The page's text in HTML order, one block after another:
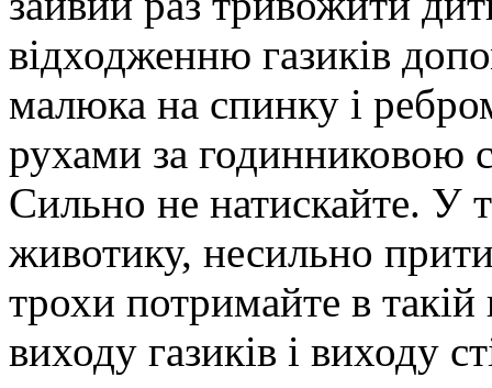
відходженню газиків
малюка на спинку і
рухами за годинниковою
Сильно не натискайте. У
животику, несильно
трохи потримайте в такій
виходу газиків і виходу